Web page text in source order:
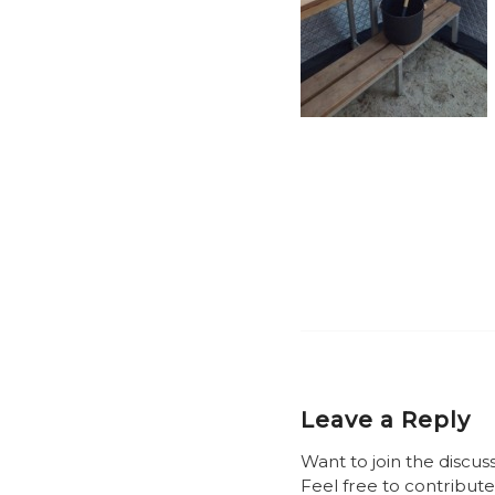
Leave a Reply
Want to join the
Feel free to